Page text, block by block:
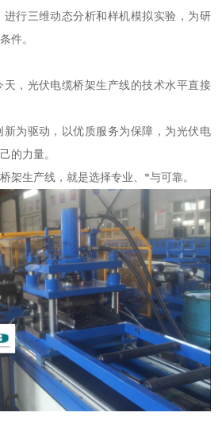
进行三维动态分析和样机模拟实验，为研
件。
，光伏电缆桥架生产线的技术水平直接
为驱动，以优质服务为保障，为光伏电
的力量。
架生产线，就是选择专业、*与可靠。